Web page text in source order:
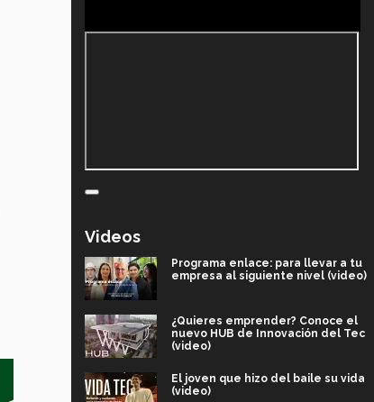
Videos
Programa enlace: para llevar a tu
empresa al siguiente nivel (video)
¿Quieres emprender? Conoce el
nuevo HUB de Innovación del Tec
(video)
El joven que hizo del baile su vida
(video)